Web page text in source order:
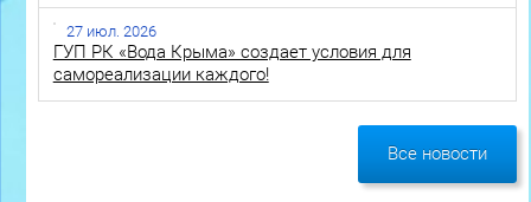
27 июл. 2026
ГУП РК «Вода Крыма» создает условия для
самореализации каждого!
Все новости